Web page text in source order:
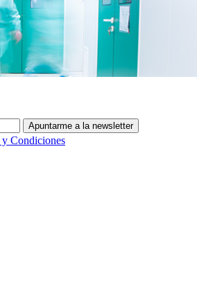
Apuntarme a la newsletter
Condiciones